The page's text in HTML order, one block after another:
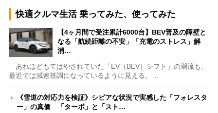
快適クルマ生活 乗ってみた、使ってみた
【4ヶ月間で受注累計6000台】BEV普及の障壁と
なる「航続距離の不安」「充電のストレス」解
消…
あれほどもてはやされていた「EV（BEV）シフト」の潮流も、
最近では減速基調になっているように見える。…
《雪道の対応力を検証》シビアな状況で実感した「フォレスタ
ー」の真価 「ターボ」と「スト…